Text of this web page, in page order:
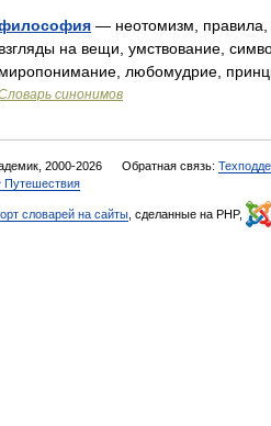
— неотомизм, правила,
взгляды на вещи, умствование,
миропонимание, любомудрие,
синонимов
2000-2026 Обратная связь:
Путешествия
словарей на сайты , сделанные на PHP,